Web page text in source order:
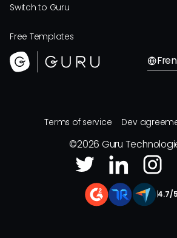
Switch to Guru
Free Templates
Terms of service Dev
©2026 Guru
4.7/